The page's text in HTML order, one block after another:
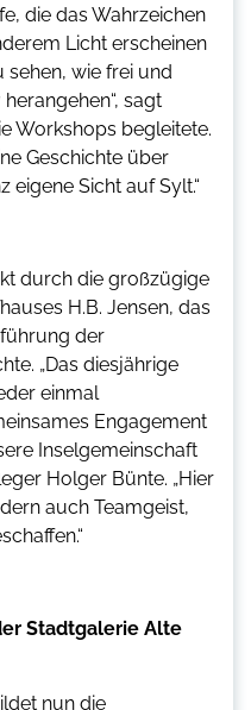
die das Wahrzeichen
Licht erscheinen
sehen, wie frei und
sagt
Workshops begleitete.
Geschichte über
eigene Sicht auf Sylt.“
durch die großzügige
H.B. Jensen, das
der
„Das diesjährige
einmal
Engagement
Inselgemeinschaft
Holger Bünte. „Hier
auch Teamgeist,
Stadtgalerie Alte
nun die